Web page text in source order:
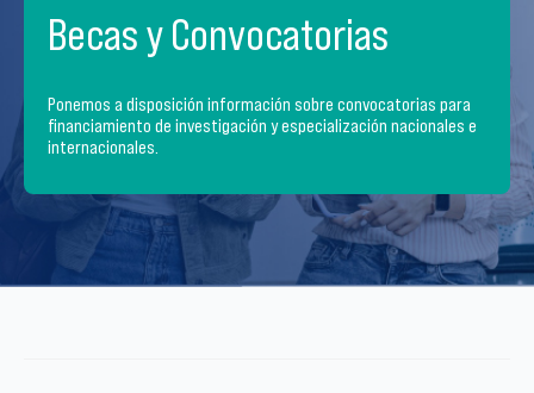
Becas y Convocatorias
Ponemos a disposición información sobre convocatorias para
financiamiento de investigación y especialización nacionales e
internacionales.